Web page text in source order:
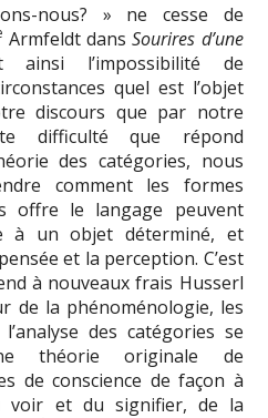
nous? » ne cesse de
Armfeldt dansSourires d’une
ainsi l’impossibilité de
quel est l’objet
discours que par notre
difficulté que répond
des catégories, nous
comment les formes
offre le langage peuvent
à un objet déterminé, et
et la perception. C’est
à nouveaux frais Husserl
de la phénoménologie, les
des catégories se
théorie originale de
de conscience de façon à
voir et du signifier, de la